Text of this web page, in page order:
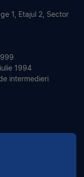
1, Etajul 2, Sector
1994
intermedieri